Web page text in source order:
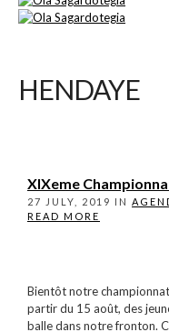
HENDAYE
XIXeme
27 JULY, 2019 IN
READ MORE
Bientôt notre
partir du 15 août, des
balle dans notre fronton.